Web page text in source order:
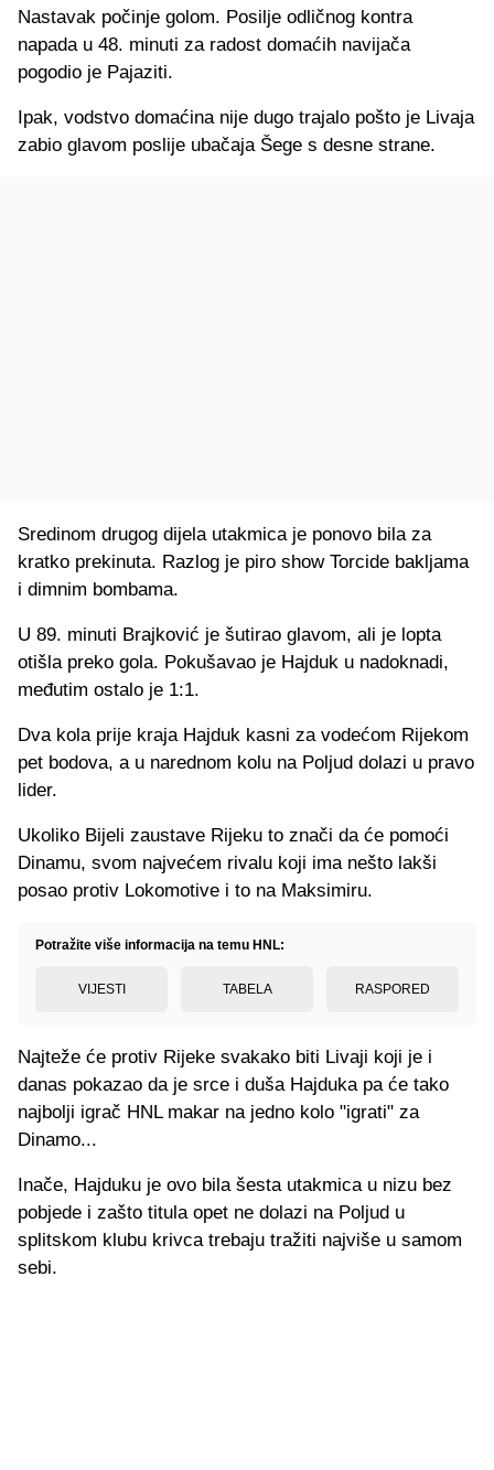
Nastavak počinje golom. Posilje odličnog kontra
napada u 48. minuti za radost domaćih navijača
pogodio je Pajaziti.
Ipak, vodstvo domaćina nije dugo trajalo pošto je Livaja
zabio glavom poslije ubačaja Šege s desne strane.
Sredinom drugog dijela utakmica je ponovo bila za
kratko prekinuta. Razlog je piro show Torcide bakljama
i dimnim bombama.
U 89. minuti Brajković je šutirao glavom, ali je lopta
otišla preko gola. Pokušavao je Hajduk u nadoknadi,
međutim ostalo je 1:1.
Dva kola prije kraja Hajduk kasni za vodećom Rijekom
pet bodova, a u narednom kolu na Poljud dolazi u pravo
lider.
Ukoliko Bijeli zaustave Rijeku to znači da će pomoći
Dinamu, svom najvećem rivalu koji ima nešto lakši
posao protiv Lokomotive i to na Maksimiru.
Potražite više informacija na temu HNL:
VIJESTI TABELA RASPORED
Najteže će protiv Rijeke svakako biti Livaji koji je i
danas pokazao da je srce i duša Hajduka pa će tako
najbolji igrač HNL makar na jedno kolo "igrati" za
Dinamo...
Inače, Hajduku je ovo bila šesta utakmica u nizu bez
pobjede i zašto titula opet ne dolazi na Poljud u
splitskom klubu krivca trebaju tražiti najviše u samom
sebi.